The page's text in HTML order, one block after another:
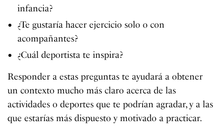
infancia?
¿Te gustaría hacer ejercicio solo o con
acompañantes?
¿Cuál deportista te inspira?
Responder a estas preguntas te ayudará a obtener
un contexto mucho más claro acerca de las
actividades o deportes que te podrían agradar, y a las
que estarías más dispuesto y motivado a practicar.